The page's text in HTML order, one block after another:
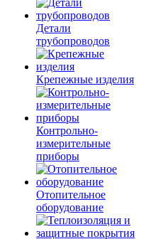
Детали
трубопроводов
Крепежные изделия
Контрольно-
измерительные
приборы
Отопительное
оборудование